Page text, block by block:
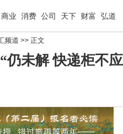
商业 消费 公司 天下 财富 弘道
频道 >> 正文
仍未解 快递柜不应